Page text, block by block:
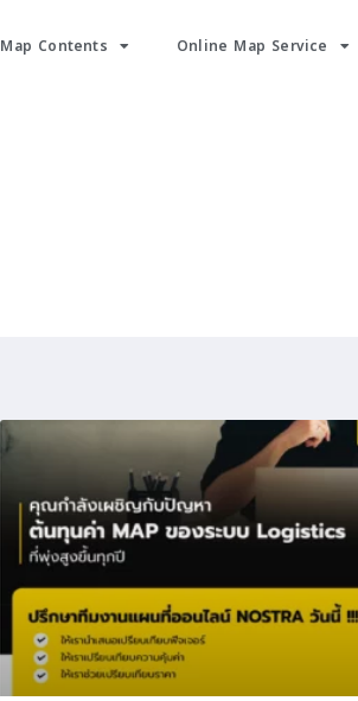
Map Contents Online Map Service